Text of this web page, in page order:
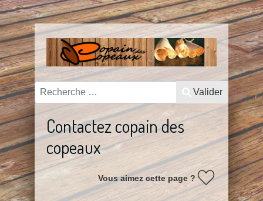
Valider Valider
Contactez copain des
copeaux
Vous aimez cette page ?